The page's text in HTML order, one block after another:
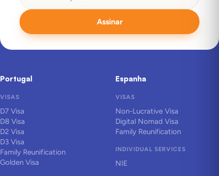
Assinar
Portugal
VISAS
D7 Visa
D8 Visa
D2 Visa
D3 Visa
Family Reunification
Golden Visa
Espanha
VISAS
Non-Lucrative Visa
Digital Nomad Visa
Family Reunification
INDIVIDUAL SERVICES
NIE